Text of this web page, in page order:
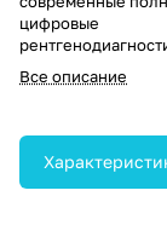
цифровые
комплексы на два
места,
расширенной
визуализации.
Все описание